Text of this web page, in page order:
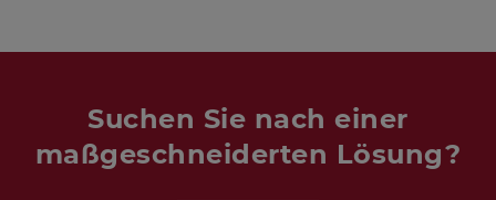
Suchen Sie nach einer
maßgeschneiderten Lösung?